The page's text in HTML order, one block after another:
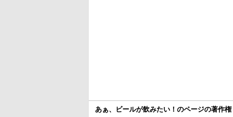
あぁ、ビールが飲みたい！のページの著作権